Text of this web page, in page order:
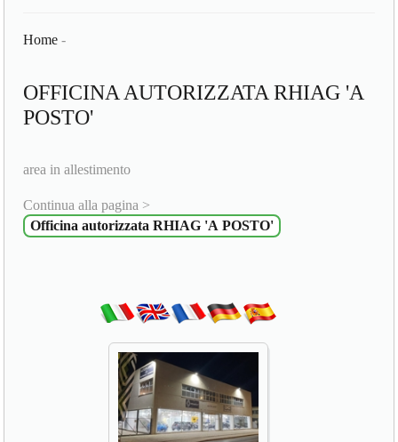
Home -
OFFICINA AUTORIZZATA RHIAG 'A
POSTO'
area in allestimento
Continua alla pagina >
Officina autorizzata RHIAG 'A POSTO'